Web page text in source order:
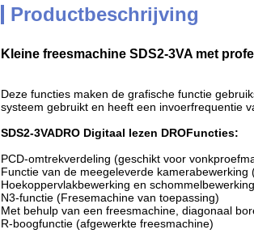
Productbeschrijving
Kleine freesmachine SDS2-3VA met
Deze functies maken de grafische functie
systeem gebruikt en heeft een invoerfrequentie
SDS2-3VADRO Digitaal lezen DROFuncties:
PCD-omtrekverdeling (geschikt voor
Functie van de meegeleverde
Hoekoppervlakbewerking en
N3-functie (Fresemachine van toepassing)
Met behulp van een freesmachine, diagonaal
R-boogfunctie (afgewerkte freesmachine)